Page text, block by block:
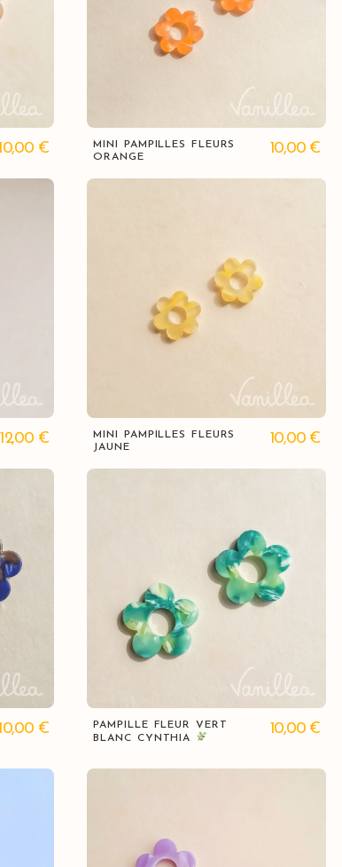
€
Vue rapide
MINI PAMPILLES FLEURS
ORANGE
10,00 €
12,00 €
Vue rapide
MINI PAMPILLES FLEURS
JAUNE
10,00 €
€
Vue rapide
PAMPILLE FLEUR VERT
BLANC CYNTHIA
10,00 €